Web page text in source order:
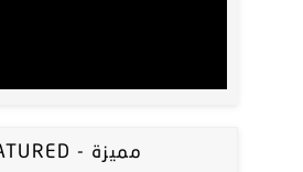
FEATURED - مميزة